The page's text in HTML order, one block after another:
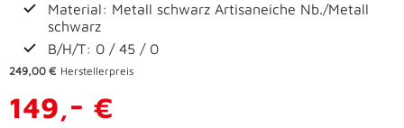
Material: Metall schwarz Artisaneiche Nb./Metall
schwarz
B/H/T: 0 / 45 / 0
249,00 € Herstellerpreis
149,- €